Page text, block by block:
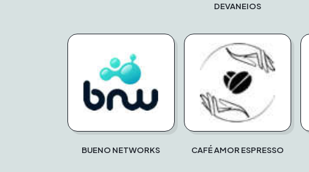
DEVANEIOS
BUENO NETWORKS CAFÉ AMOR ESPRESSO